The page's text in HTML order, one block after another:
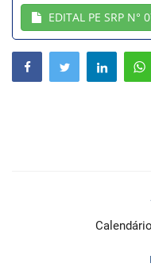
ContatoEDITAL PE SRP N°